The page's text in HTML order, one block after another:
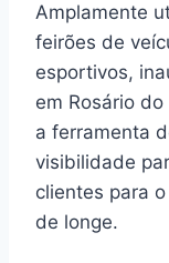
Amplamente
feirões de
esportivos,
em Rosário
a ferramenta
visibilidade
clientes para
de longe.